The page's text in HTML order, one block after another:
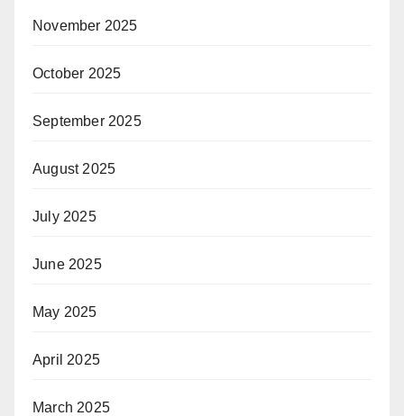
November 2025
October 2025
September 2025
August 2025
July 2025
June 2025
May 2025
April 2025
March 2025